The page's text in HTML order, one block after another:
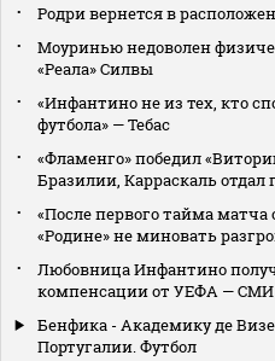
Родри вернется в
Моуринью недоволен
«Реала» Силвы
«Инфантино не из тех, кто
футбола» — Тебас
«Фламенго» победил
Бразилии, Карраскаль отдал
«После первого тайма матча
«Родине» не миновать
Любовница Инфантино
компенсации от УЕФА — СМИ
Бенфика - Академику де
Португалии. Футбол